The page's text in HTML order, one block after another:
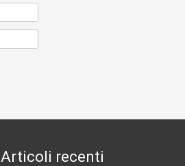
Articoli recenti